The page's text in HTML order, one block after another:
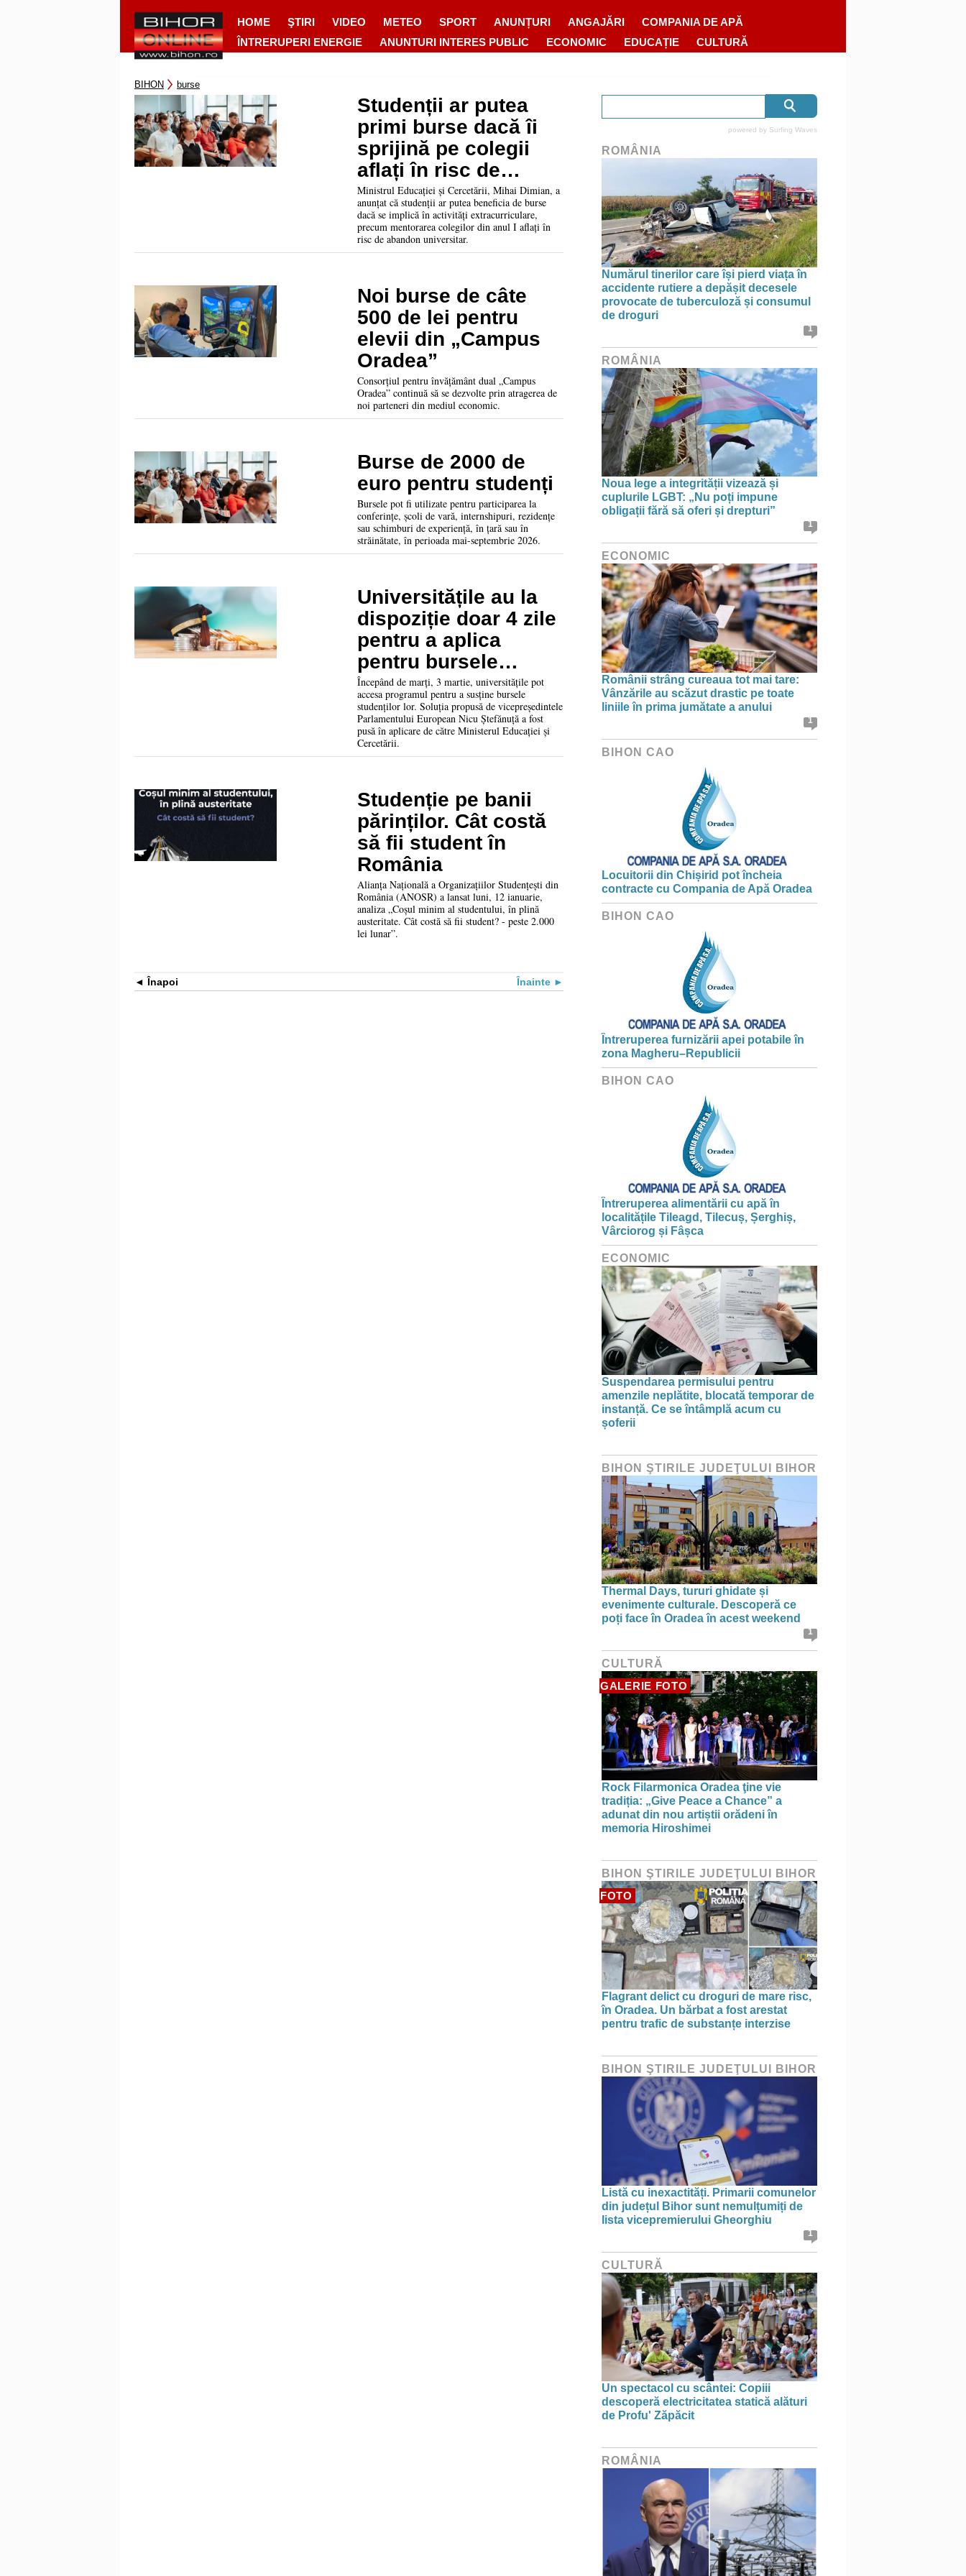
HOME ŞTIRI VIDEO METEO SPORT ANUNȚURI ANGAJĂRI
COMPANIA DE APĂ
ÎNTRERUPERI ENERGIE
ANUNTURI INTERES PUBLIC ECONOMIC EDUCAȚIE CULTURĂ
BIHON burse
Studenții ar putea
primi burse dacă îi
sprijină pe colegii
aflați în risc de
abandon universitar
Ministrul Educației și Cercetării, Mihai Dimian, a
anunțat că studenții ar putea beneficia de burse
dacă se implică în activități extracurriculare,
precum mentorarea colegilor din anul I aflați în
risc de abandon universitar.
Noi burse de câte
500 de lei pentru
elevii din „Campus
Oradea”
Consorțiul pentru învățământ dual „Campus
Oradea” continuă să se dezvolte prin atragerea de
noi parteneri din mediul economic.
Burse de 2000 de
euro pentru studenți
Bursele pot fi utilizate pentru participarea la
conferințe, școli de vară, internshipuri, rezidențe
sau schimburi de experiență, în țară sau în
străinătate, în perioada mai-septembrie 2026.
Universitățile au la
dispoziție doar 4 zile
pentru a aplica
pentru bursele
studenților
Începând de marți, 3 martie, universitățile pot
accesa programul pentru a susține bursele
studenților lor. Soluția propusă de vicepreședintele
Parlamentului European Nicu Ștefănuță a fost
pusă în aplicare de către Ministerul Educației și
Cercetării.
Studenție pe banii
părinților. Cât costă
să fii student în
România
Alianța Națională a Organizațiilor Studențești din
România (ANOSR) a lansat luni, 12 ianuarie,
analiza „Coșul minim al studentului, în plină
austeritate. Cât costă să fii student? - peste 2.000
lei lunar”.
Înapoi Înainte
powered by Surfing Waves
ROMÂNIA
Numărul tinerilor care își pierd viața în
accidente rutiere a depășit decesele
provocate de tuberculoză și consumul
de droguri
1
ROMÂNIA
Noua lege a integrității vizează și
cuplurile LGBT: „Nu poți impune
obligații fără să oferi și drepturi”
1
ECONOMIC
Românii strâng cureaua tot mai tare:
Vânzările au scăzut drastic pe toate
liniile în prima jumătate a anului
1
BIHON CAO
Locuitorii din Chișirid pot încheia
contracte cu Compania de Apă Oradea
BIHON CAO
Întreruperea furnizării apei potabile în
zona Magheru–Republicii
BIHON CAO
Întreruperea alimentării cu apă în
localitățile Tileagd, Tilecuș, Șerghiș,
Vârciorog și Fâșca
ECONOMIC
Suspendarea permisului pentru
amenzile neplătite, blocată temporar de
instanță. Ce se întâmplă acum cu
șoferii
BIHON ŞTIRILE JUDEŢULUI BIHOR
Thermal Days, tururi ghidate și
evenimente culturale. Descoperă ce
poți face în Oradea în acest weekend
1
CULTURĂ
GALERIE FOTO
Rock Filarmonica Oradea ţine vie
tradiția: „Give Peace a Chance” a
adunat din nou artiștii orădeni în
memoria Hiroshimei
BIHON ŞTIRILE JUDEŢULUI BIHOR
FOTO
Flagrant delict cu droguri de mare risc,
în Oradea. Un bărbat a fost arestat
pentru trafic de substanțe interzise
BIHON ŞTIRILE JUDEŢULUI BIHOR
Listă cu inexactități. Primarii comunelor
din județul Bihor sunt nemulțumiți de
lista vicepremierului Gheorghiu
1
CULTURĂ
Un spectacol cu scântei: Copiii
descoperă electricitatea statică alături
de Profu' Zăpăcit
ROMÂNIA